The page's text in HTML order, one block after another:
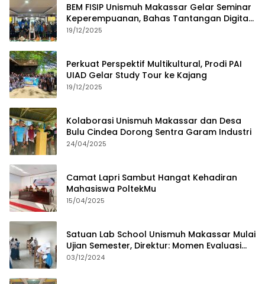
BEM FISIP Unismuh Makassar Gelar Seminar
Keperempuanan, Bahas Tantangan Digital
dan Budaya Lokal
19/12/2025
Perkuat Perspektif Multikultural, Prodi PAI
UIAD Gelar Study Tour ke Kajang
19/12/2025
Kolaborasi Unismuh Makassar dan Desa
Bulu Cindea Dorong Sentra Garam Industri
24/04/2025
Camat Lapri Sambut Hangat Kehadiran
Mahasiswa PoltekMu
15/04/2025
Satuan Lab School Unismuh Makassar Mulai
Ujian Semester, Direktur: Momen Evaluasi
Proses Pembelajaran
03/12/2024